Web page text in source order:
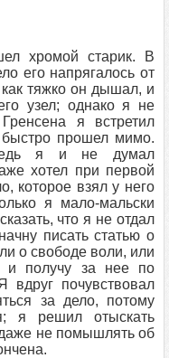
хромой старик. В
его напрягалось от
тяжко он дышал, и
узел; однако я не
я встретил
прошел мимо.
я и не думал
хотел при первой
которое взял у него
я мало-мальски
что я не отдал
писать статью о
о свободе воли, или
и получу за нее по
почувствовал
за дело, потому
я решил отыскать
не помышлять об